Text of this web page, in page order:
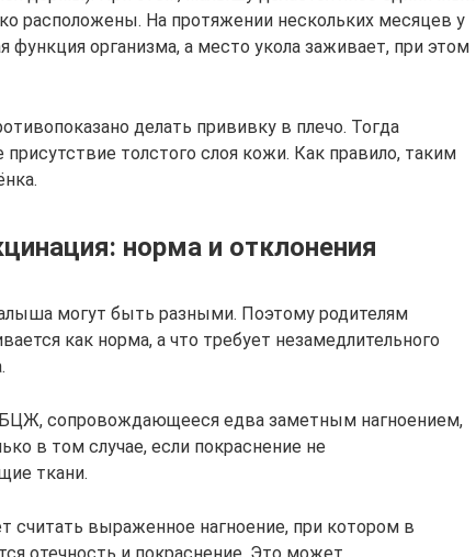
расположены. На протяжении нескольких месяцев у
организма, а место укола заживает, при этом
делать прививку в плечо. Тогда
толстого слоя кожи. Как правило, таким
норма и отклонения
могут быть разными. Поэтому родителям
как норма, а что требует незамедлительного
сопровождающееся едва заметным нагноением,
в том случае, если покраснение не
ткани.
считать выраженное нагноение, при котором в